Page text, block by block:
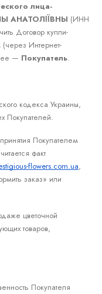
лица-
АНАТОЛІЇВНЫ (ИНН
Договор купли-
Интернет-
— Покупатель.
кодекса Украины,
Покупателей.
Покупателем
факт
flowers.com.ua,
заказ» или
цветочной
товаров,
Покупателя